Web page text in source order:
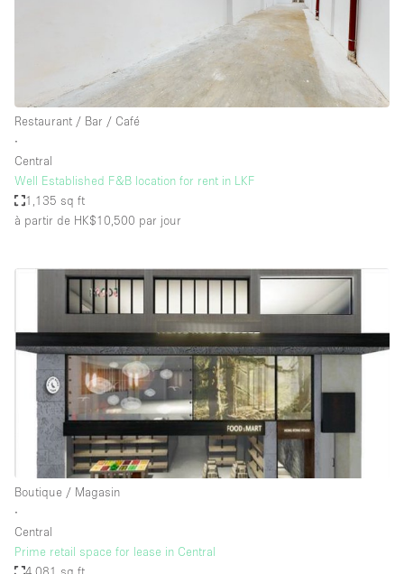
Restaurant / Bar / Café
∙
Central
Well Established F&B location for rent in LKF
1,135 sq ft
à partir de HK$10,500 par jour
Boutique / Magasin
∙
Central
Prime retail space for lease in Central